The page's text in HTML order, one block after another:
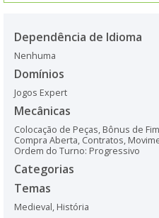
Dependência de Idioma
Nenhuma
Domínios
Jogos Expert
Mecânicas
Colocação de Peças, Bônus de
Compra Aberta, Contratos,
Ordem do Turno: Progressivo
Categorias
Temas
Medieval, História